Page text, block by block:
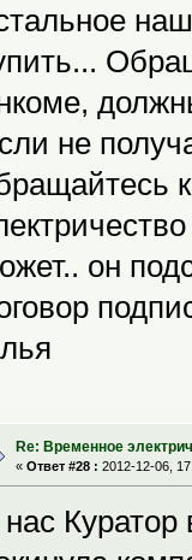
не
он
Re: Временное
« Ответ #28 : 2012-12-06,